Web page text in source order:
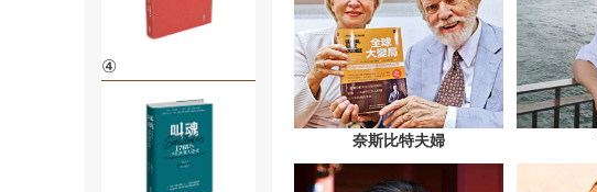
④
奈斯比特夫婦